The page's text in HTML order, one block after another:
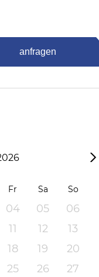
anfragen
Fr Sa So
04 05
06
11 12
13
18 19
20
25 26
27